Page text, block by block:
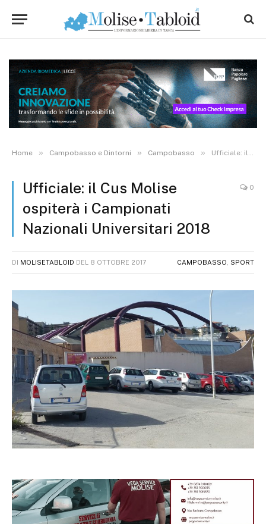
Home » Campobasso e Dintorni » Campobasso » Ufficiale: il Cus Molise ospiterà i Campionati Nazionali Universitari 2018
Ufficiale: il Cus Molise
ospiterà i Campionati
Nazionali Universitari 2018
0
DI MOLISETABLOID DEL 8 OTTOBRE 2017 CAMPOBASSO SPORT